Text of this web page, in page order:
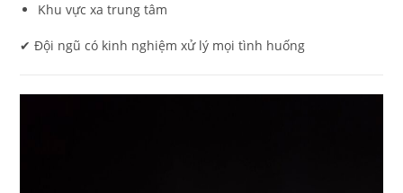
Khu vực xa trung tâm
✔ Đội ngũ có kinh nghiệm xử lý mọi tình huống